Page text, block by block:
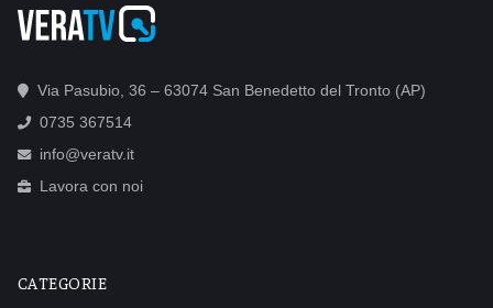
Via Pasubio, 36 – 63074 San Benedetto del Tronto (AP)
0735 367514
info@veratv.it
Lavora con noi
CATEGORIE